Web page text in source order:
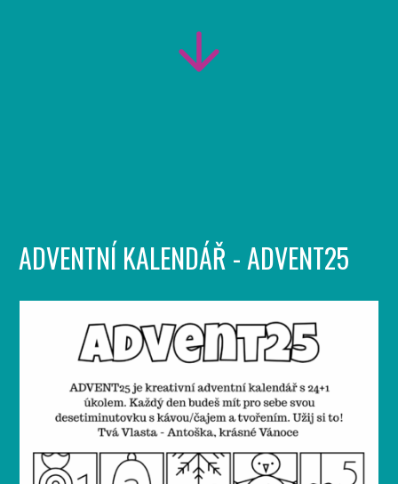
ADVENTNÍ KALENDÁŘ - ADVENT25